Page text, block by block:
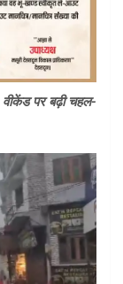
वीकेंड पर बढ़ी चहल-